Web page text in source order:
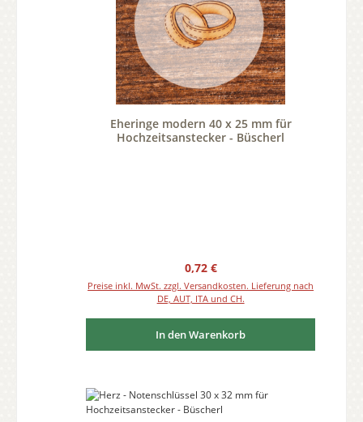
Eheringe modern 40 x 25 mm für
Hochzeitsanstecker - Büscherl
Regulärer Preis:
0,72 €
Preise inkl. MwSt. zzgl. Versandkosten. Lieferung nach
DE, AUT, ITA und CH.
In den Warenkorb